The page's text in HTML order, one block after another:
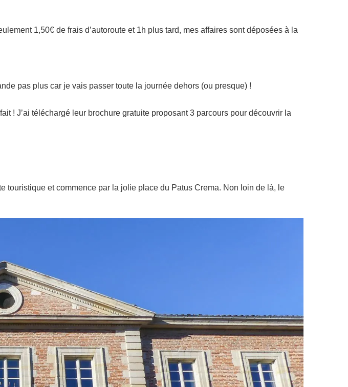
1,50€ de frais d’autoroute et 1h plus tard, mes affaires sont déposées à la
pas plus car je vais passer toute la journée dehors (ou presque) !
! J’ai téléchargé leur brochure gratuite proposant 3 parcours pour découvrir la
touristique et commence par la jolie place du Patus Crema. Non loin de là, le